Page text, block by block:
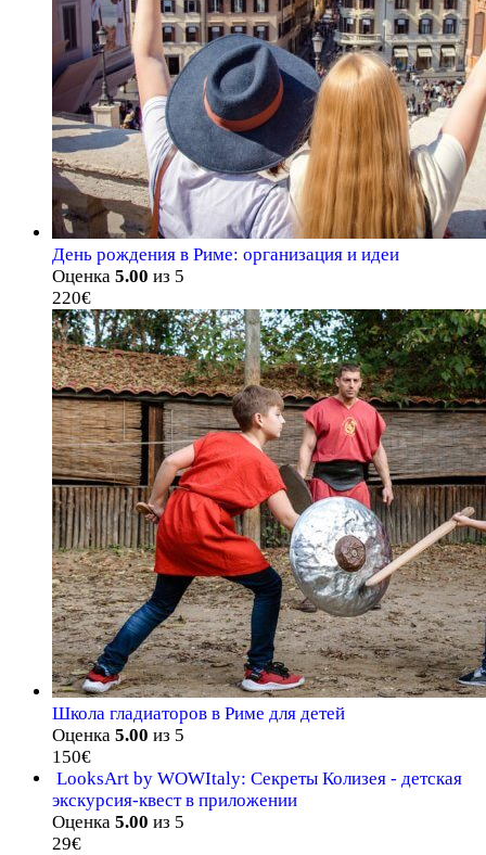
День рождения в Риме: организация и идеи
Оценка 5.00 из 5
220€
Школа гладиаторов в Риме для детей
Оценка 5.00 из 5
150€
LooksArt by WOWItaly: Секреты Колизея - детская
экскурсия-квест в приложении
Оценка 5.00 из 5
29€